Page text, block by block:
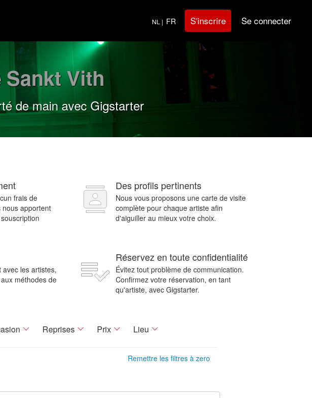
NL | FR S'inscrire Se connecter
Sankt Vith
de main avec Gigstarter
frais de
nous apportent
Des profils pertinents
Nous vous proposons une carte de visite
complète pour chaque artiste afin
d'aiguiller au mieux votre choix.
les artistes,
méthodes de
Réservez en toute confidentialité
Évitez tout problème de communication.
Confirmez votre réservation, en tant
qu'artiste, avec Gigstarter.
Reprises Prix Lieu
Remettre les filtres à zero